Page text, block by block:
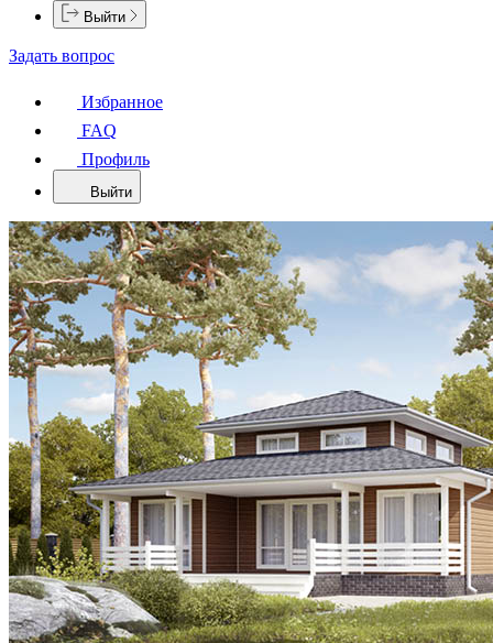
Выйти
Задать вопрос
Избранное
FAQ
Профиль
Выйти